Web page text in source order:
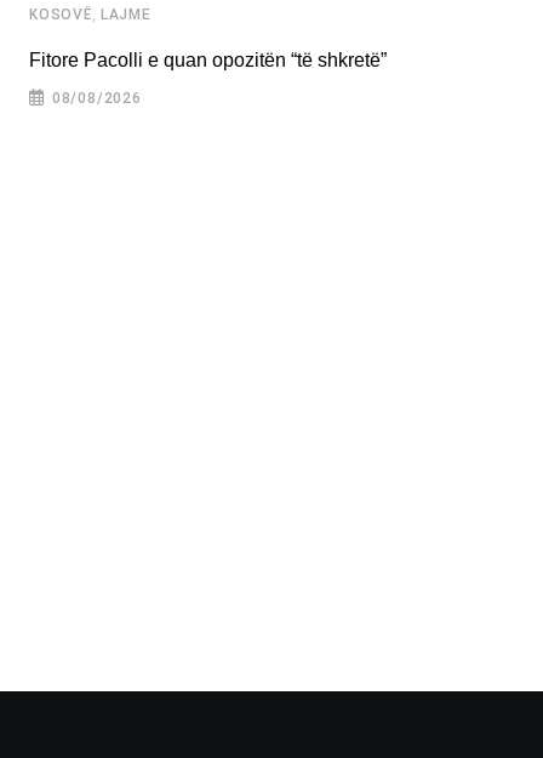
KOSOVË, LAJME
Fitore Pacolli e quan opozitën “të shkretë”
08/08/2026